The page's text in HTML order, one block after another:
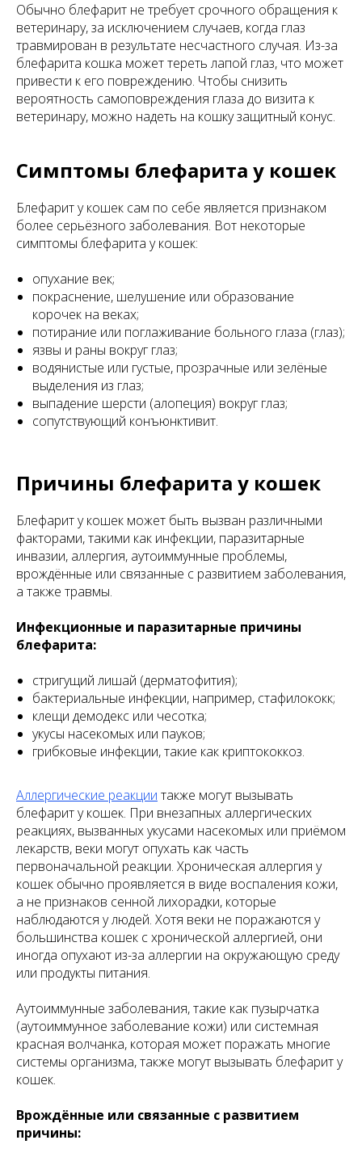
Обычно блефарит не требует срочного обращения к
ветеринару, за исключением случаев, когда глаз
травмирован в результате несчастного случая. Из-за
блефарита кошка может тереть лапой глаз, что может
привести к его повреждению. Чтобы снизить
вероятность самоповреждения глаза до визита к
ветеринару, можно надеть на кошку защитный конус.
Симптомы блефарита у кошек
Блефарит у кошек сам по себе является признаком
более серьёзного заболевания. Вот некоторые
симптомы блефарита у кошек:
опухание век;
покраснение, шелушение или образование
корочек на веках;
потирание или поглаживание больного глаза (глаз);
язвы и раны вокруг глаз;
водянистые или густые, прозрачные или зелёные
выделения из глаз;
выпадение шерсти (алопеция) вокруг глаз;
сопутствующий конъюнктивит.
Причины блефарита у кошек
Блефарит у кошек может быть вызван различными
факторами, такими как инфекции, паразитарные
инвазии, аллергия, аутоиммунные проблемы,
врождённые или связанные с развитием заболевания,
а также травмы.
Инфекционные и паразитарные причины
блефарита:
стригущий лишай (дерматофития);
бактериальные инфекции, например, стафилококк;
клещи демодекс или чесотка;
укусы насекомых или пауков;
грибковые инфекции, такие как криптококкоз.
Аллергические реакции также могут вызывать
блефарит у кошек. При внезапных аллергических
реакциях, вызванных укусами насекомых или приёмом
лекарств, веки могут опухать как часть
первоначальной реакции. Хроническая аллергия у
кошек обычно проявляется в виде воспаления кожи,
а не признаков сенной лихорадки, которые
наблюдаются у людей. Хотя веки не поражаются у
большинства кошек с хронической аллергией, они
иногда опухают из-за аллергии на окружающую среду
или продукты питания.
Аутоиммунные заболевания, такие как пузырчатка
(аутоиммунное заболевание кожи) или системная
красная волчанка, которая может поражать многие
системы организма, также могут вызывать блефарит у
кошек.
Врождённые или связанные с развитием
причины: